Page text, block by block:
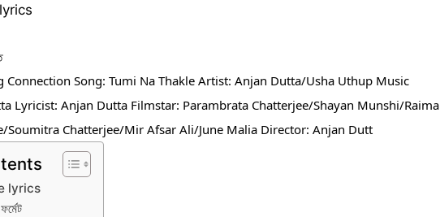
Connection Song: Tumi Na Thakle Artist: Anjan Dutta/Usha Uthup Music
Lyricist: Anjan Dutta Filmstar: Parambrata Chatterjee/Shayan Munshi/Raima
Soumitra Chatterjee/Mir Afsar Ali/June Malia Director: Anjan Dutt
lyrics